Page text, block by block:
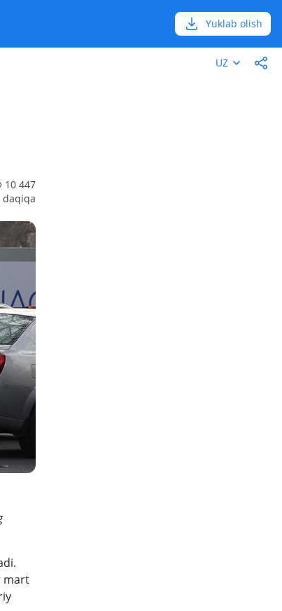
Yuklab olish
UZ
10 447
daqiqa
mart